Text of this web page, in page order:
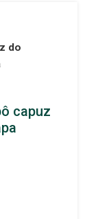
do
capuz